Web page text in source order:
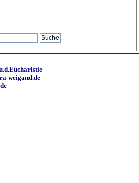
weigand.de